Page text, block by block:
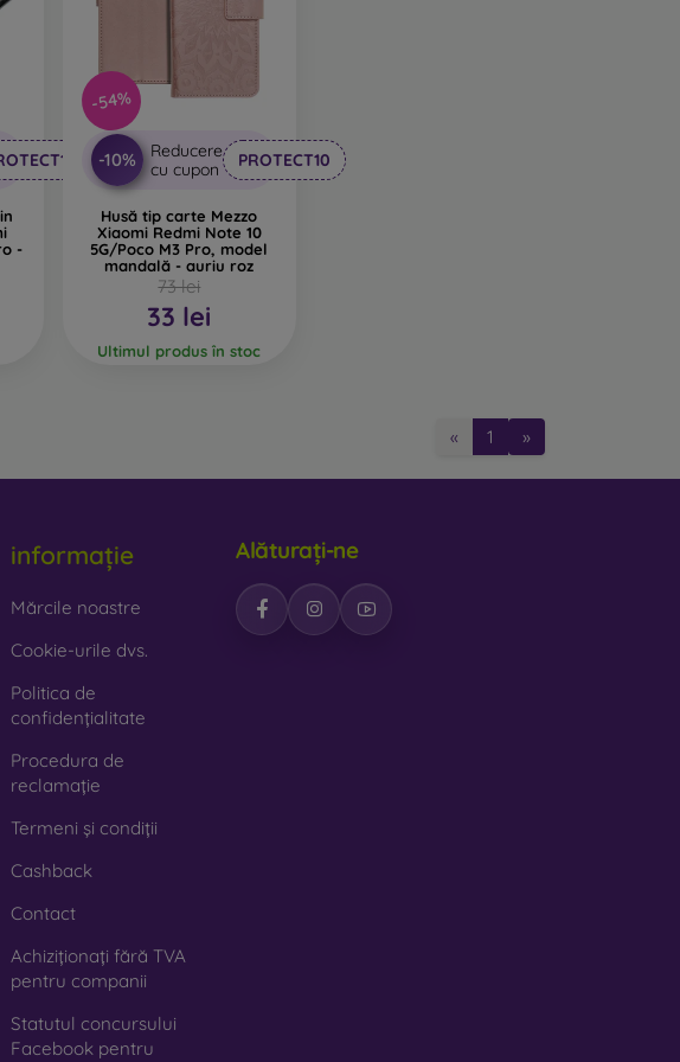
-
-54%
-10%
Reducere
cu cupon
PROTECT10
Husă tip carte Mezzo
Xiaomi Redmi Note 10
5G/Poco M3 Pro, model
mandală - auriu roz
73 lei
33 lei
Ultimul produs în stoc
« 1 »
informație
Mărcile noastre
Cookie-urile dvs.
Politica de
confidențialitate
Procedura de
reclamație
Termeni și condiții
Cashback
Contact
Achiziționați fără TVA
pentru companii
Statutul concursului
Facebook pentru
Alăturați-ne